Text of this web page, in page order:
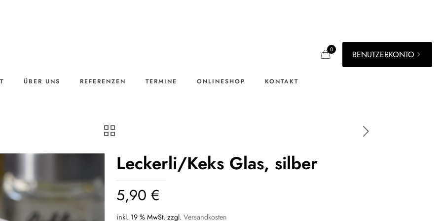
ÜBER UNS REFERENZEN TERMINE ONLINESHOP KONTAKT
0 BENUTZERKONTO
Leckerli/Keks Glas, silber
5,90 €
inkl. 19 % MwSt. zzgl. Versandkosten